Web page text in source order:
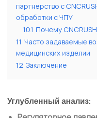
партнерство с
обработки с ЧПУ
10.1 Почему
11 Часто задаваемые
медицинских изделий
12 Заключение
Углубленный анализ: